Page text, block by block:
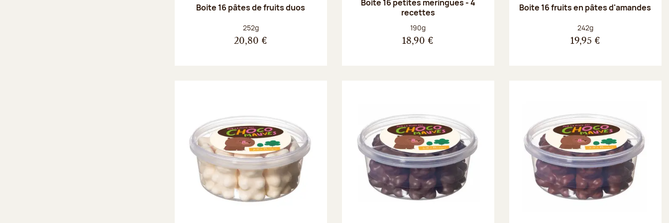
Boite 16 pâtes de fruits duos
Poids net :
252g
20,80 €
Boite 16 petites meringues - 4
recettes
Poids net :
190g
18,90 €
Boite 16 fruits en pâtes d'amandes
Poids net :
242g
19,95 €